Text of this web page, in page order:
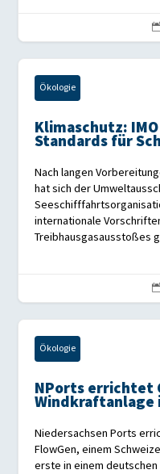
Ökologie
Klimaschutz:
Standards für
Nach langen
hat sich der
internationale
Treibhausgasausstoßes
Ökologie
NPorts errichtet
Windkraftanlage
Niedersachsen Ports
FlowGen, einem
erste in einem